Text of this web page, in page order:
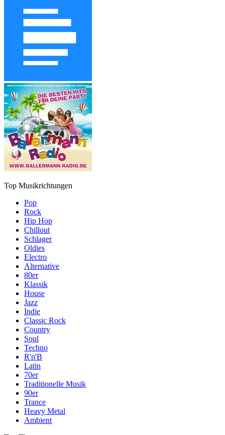
Top Musikrichtungen
Pop
Rock
Hip Hop
Chillout
Schlager
Oldies
Electro
Alternative
80er
Klassik
House
Jazz
Indie
Classic Rock
Country
Soul
Techno
R'n'B
Latin
70er
Traditionelle Musik
90er
Trance
Heavy Metal
Ambient